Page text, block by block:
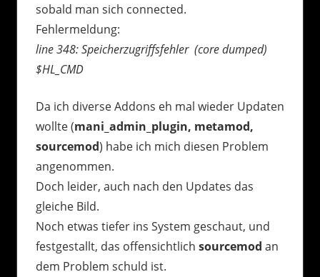
sobald man sich connected.
Fehlermeldung:
line 348: Speicherzugriffsfehler (core dumped)
$HL_CMD
Da ich diverse Addons eh mal wieder Updaten
wollte (mani_admin_plugin, metamod,
sourcemod) habe ich mich diesen Problem
angenommen.
Doch leider, auch nach den Updates das
gleiche Bild.
Noch etwas tiefer ins System geschaut, und
festgestallt, das offensichtlich sourcemod an
dem Problem schuld ist.